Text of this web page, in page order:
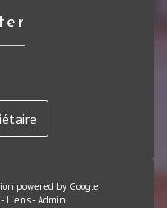
powered by Google
Liens-Admin